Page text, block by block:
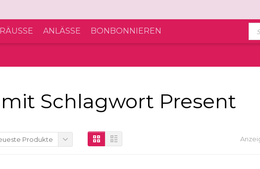
ANLÄSSE BONBONNIEREN
Schlagwort Present
Produkte